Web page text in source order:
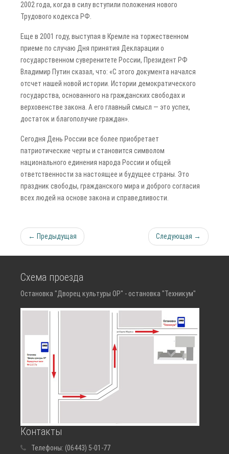
2002 года, когда в силу вступили положения нового
Трудового кодекса РФ.
Еще в 2001 году, выступая в Кремле на торжественном
приеме по случаю Дня принятия Декларации о
государственном суверенитете России, Президент РФ
Владимир Путин сказал, что: «С этого документа начался
отсчет нашей новой истории. Истории демократического
государства, основанного на гражданских свободах и
верховенстве закона. А его главный смысл — это успех,
достаток и благополучие граждан».
Сегодня День России все более приобретает
патриотические черты и становится символом
национального единения народа России и общей
ответственности за настоящее и будущее страны. Это
праздник свободы, гражданского мира и доброго согласия
всех людей на основе закона и справедливости.
← Предыдущая Следующая →
Схема проезда
Остановка "Дворец культуры ОР" - остановка "Техникум"
Контакты
Телефоны: (06443) 5-01-77